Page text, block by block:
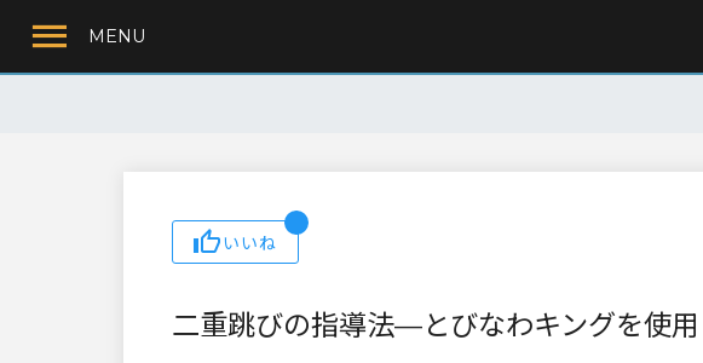
MENU
いいね
二重跳びの指導法—とびなわキングを使用